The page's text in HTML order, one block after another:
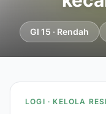
GI 15 · Rendah
LOGI · KELOLA